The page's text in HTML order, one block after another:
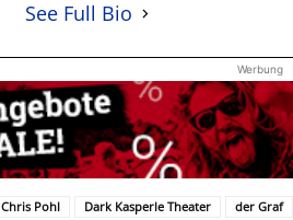
See Full Bio
Werbung
Chris Pohl Dark Kasperle Theater der Graf